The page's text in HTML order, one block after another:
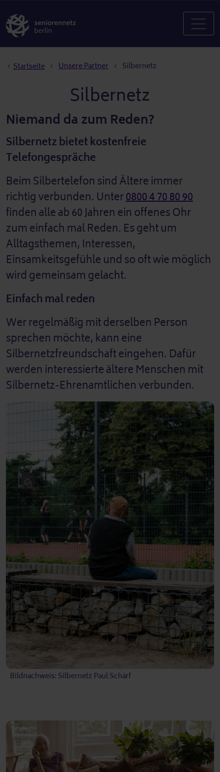
Startseite Unsere Partner Silbernetz
Silbernetz
Niemand da zum Reden?
Silbernetz bietet kostenfreie
Telefongespräche
Beim Silbertelefon sind Ältere immer
richtig verbunden. Unter0800 4 70 80 90
finden alle ab 60 Jahren ein offenes Ohr
zum einfach mal Reden. Es geht um
Alltagsthemen, Interessen,
Einsamkeitsgefühle und so oft wie möglich
wird gemeinsam gelacht.
Einfach mal reden
Wer regelmäßig mit derselben Person
sprechen möchte, kann eine
Silbernetzfreundschaft eingehen. Dafür
werden interessierte ältere Menschen mit
Silbernetz-Ehrenamtlichen verbunden.
Bildnachweis: Silbernetz Paul Schärf